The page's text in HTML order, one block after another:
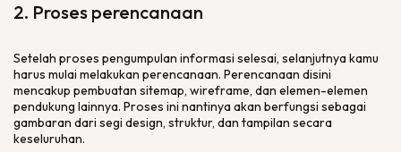
2. Proses perencanaan
Setelah proses pengumpulan informasi selesai, selanjutnya kamu
harus mulai melakukan perencanaan. Perencanaan disini
mencakup pembuatan sitemap, wireframe, dan elemen-elemen
pendukung lainnya. Proses ini nantinya akan berfungsi sebagai
gambaran dari segi design, struktur, dan tampilan secara
keseluruhan.